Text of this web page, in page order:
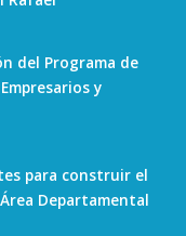
del Programa de
y
para construir el
Departamental